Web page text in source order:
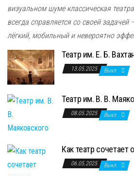
визуальном шуме классическая
всегда справляется со своей
лёгкий, мобильный и невероятно
Театр им. Е. Б.
13.05.2025 Выкл.
Театр им. В. В.
08.05.2025 Выкл.
Как театр сочетает
06.05.2025 Выкл.